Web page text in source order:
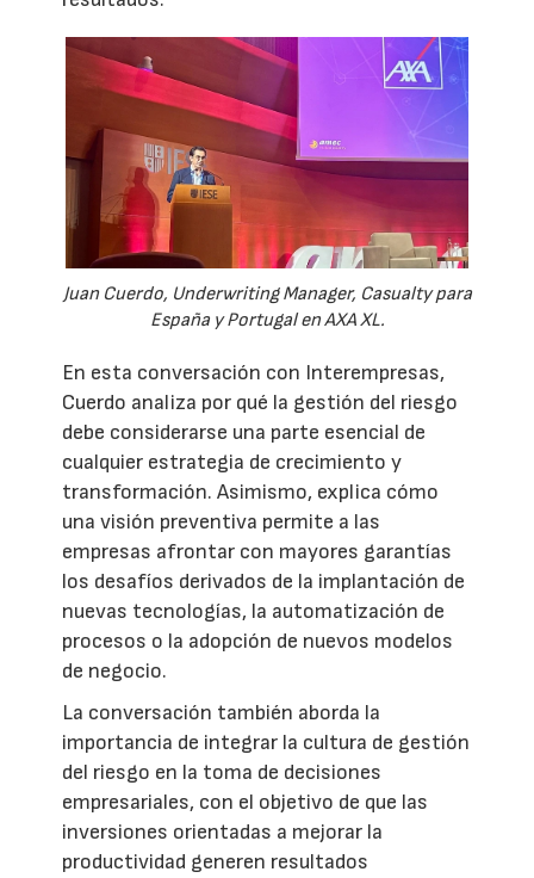
Juan Cuerdo, Underwriting Manager, Casualty para
España y Portugal en AXA XL.
En esta conversación con Interempresas,
Cuerdo analiza por qué la gestión del riesgo
debe considerarse una parte esencial de
cualquier estrategia de crecimiento y
transformación. Asimismo, explica cómo
una visión preventiva permite a las
empresas afrontar con mayores garantías
los desafíos derivados de la implantación de
nuevas tecnologías, la automatización de
procesos o la adopción de nuevos modelos
de negocio.
La conversación también aborda la
importancia de integrar la cultura de gestión
del riesgo en la toma de decisiones
empresariales, con el objetivo de que las
inversiones orientadas a mejorar la
productividad generen resultados